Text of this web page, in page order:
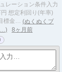
レーション条件入力
想定利回り(年率)
標金…
ぬくぬくブ
8ヶ月前